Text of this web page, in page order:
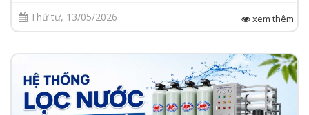
Thứ tư, 13/05/2026 xem thêm